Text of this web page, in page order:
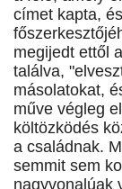
címet kapta,
megijedt ettől
találva,
másolatokat,
műve végleg
költözködés
a családnak.
semmit sem
nagyvonalúak